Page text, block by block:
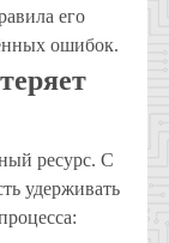
его
ошибок.
ресурс. С
удерживать